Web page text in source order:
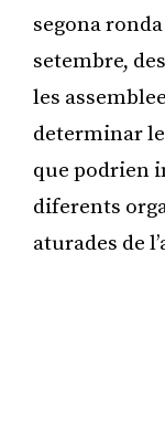
segona
setembre,
les
determinar
que podrien
diferents
aturades de